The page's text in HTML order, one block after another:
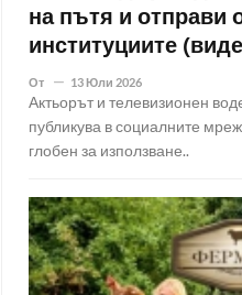
на пътя и отправи
институциите
От 13 Юли 2026
Актьорът и телевизионен
публикува в социалните
глобен за използване..